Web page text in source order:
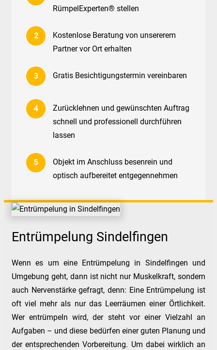
RümpelExperten® stellen
Kostenlose Beratung von unsererem
Partner vor Ort erhalten
Gratis Besichtigungstermin vereinbaren
Zurücklehnen und gewünschten Auftrag
schnell und professionell durchführen
lassen
Objekt im Anschluss besenrein und
optisch aufbereitet entgegennehmen
Entrümpelung Sindelfingen
Wenn es um eine Entrümpelung in Sindelfingen und
Umgebung geht, dann ist nicht nur Muskelkraft, sondern
auch Nervenstärke gefragt, denn: Eine Entrümpelung ist
oft viel mehr als nur das Leerräumen einer Örtlichkeit.
Wer entrümpeln wird, der steht vor einer Vielzahl an
Aufgaben – und diese bedürfen einer guten Planung und
der entsprechenden Vorbereitung. Um dabei wirklich an